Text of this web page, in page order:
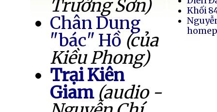
Trường Sơn)
Chân Dung
"bác" Hồ (của
Kiều Phong)
Trại Kiên
Giam (audio -
Khối